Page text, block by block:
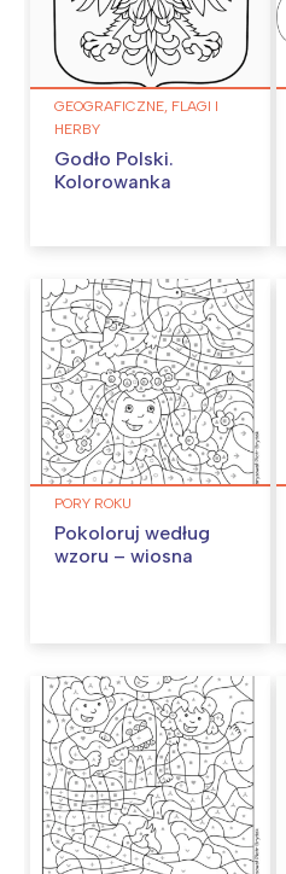
GEOGRAFICZNE, FLAGI I
HERBY
Godło Polski.
Kolorowanka
PORY ROKU
Pokoloruj według
wzoru – wiosna